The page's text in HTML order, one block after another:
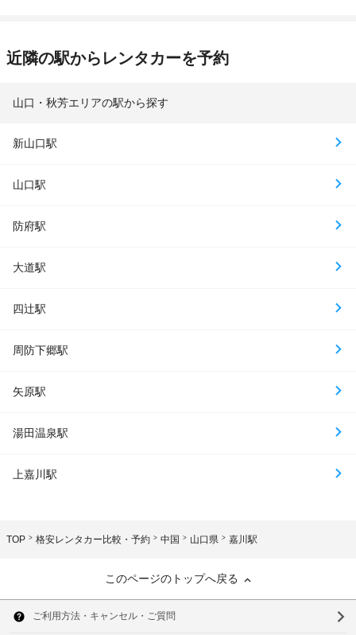
近隣の駅からレンタカーを予約
山口・秋芳エリアの駅から探す
新山口駅
山口駅
防府駅
大道駅
四辻駅
周防下郷駅
矢原駅
湯田温泉駅
上嘉川駅
TOP 格安レンタカー比較・予約 中国 山口県 嘉川駅
このページのトップへ戻る